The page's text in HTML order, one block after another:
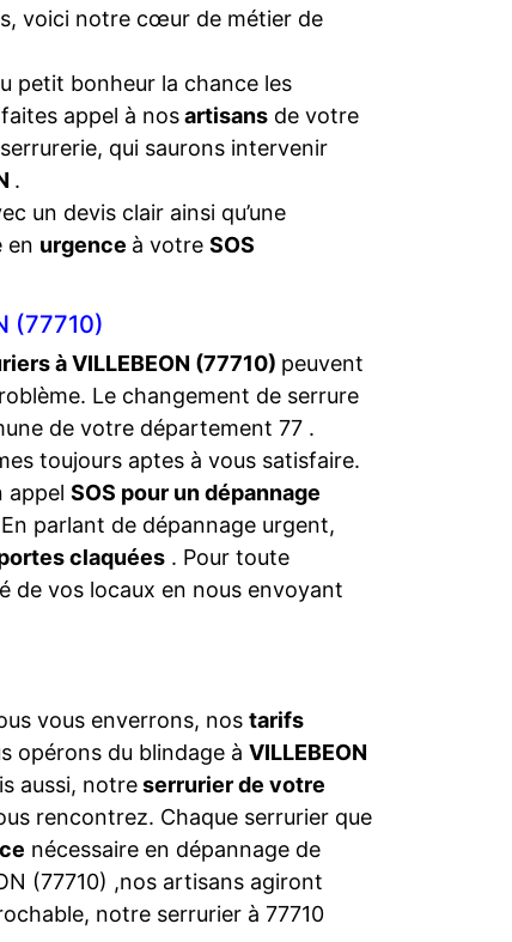
voici notre cœur de métier de
petit bonheur la chance les
appel à nosartisans de votre
qui saurons intervenir
.
un devis clair ainsi qu’une
en urgence à votre SOS
(77710)
à VILLEBEON (77710) peuvent
Le changement de serrure
de votre département 77 .
toujours aptes à vous satisfaire.
appel SOS pour un dépannage
parlant de dépannage urgent,
claquées . Pour toute
de vos locaux en nous envoyant
vous enverrons, nos tarifs
opérons du blindage à VILLEBEON
aussi, notreserrurier de votre
rencontrez. Chaque serrurier que
nécessaire en dépannage de
(77710) ,nos artisans agiront
notre serrurier à 77710